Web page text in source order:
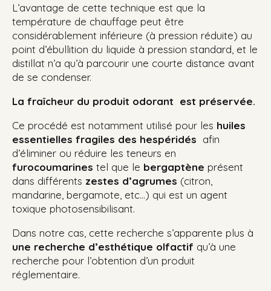
L’avantage de cette technique est que la
température de chauffage peut être
considérablement inférieure (à pression réduite) au
point d’ébullition du liquide à pression standard, et le
distillat n’a qu’à parcourir une courte distance avant
de se condenser.
La fraîcheur du produit odorant est préservée.
Ce procédé est notamment utilisé pour les huiles
essentielles fragiles des hespéridés afin
d’éliminer ou réduire les teneurs en
furocoumarines tel que le bergaptène présent
dans différents zestes d’agrumes (citron,
mandarine, bergamote, etc…) qui est un agent
toxique photosensibilisant.
Dans notre cas, cette recherche s’apparente plus à
une recherche d’esthétique olfactif qu’à une
recherche pour l’obtention d’un produit
réglementaire.